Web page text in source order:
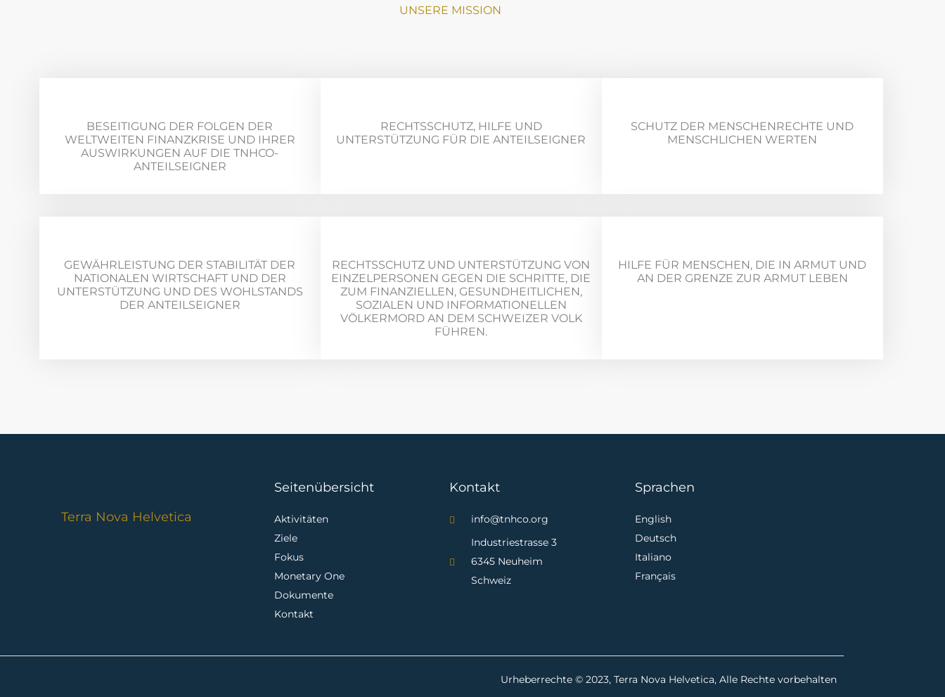
UNSERE MISSION
BESEITIGUNG DER FOLGEN DER
WELTWEITEN FINANZKRISE UND IHRER
AUSWIRKUNGEN AUF DIE TNHCO-
ANTEILSEIGNER
RECHTSSCHUTZ, HILFE UND
UNTERSTÜTZUNG FÜR DIE ANTEILSEIGNER
SCHUTZ DER MENSCHENRECHTE UND
MENSCHLICHEN WERTEN
GEWÄHRLEISTUNG DER STABILITÄT DER
NATIONALEN WIRTSCHAFT UND DER
UNTERSTÜTZUNG UND DES WOHLSTANDS
DER ANTEILSEIGNER
RECHTSSCHUTZ UND UNTERSTÜTZUNG VON
EINZELPERSONEN GEGEN DIE SCHRITTE, DIE
ZUM FINANZIELLEN, GESUNDHEITLICHEN,
SOZIALEN UND INFORMATIONELLEN
VÖLKERMORD AN DEM SCHWEIZER VOLK
FÜHREN.
HILFE FÜR MENSCHEN, DIE IN ARMUT UND
AN DER GRENZE ZUR ARMUT LEBEN
Terra Nova Helvetica
Seitenübersicht
Aktivitäten
Ziele
Fokus
Monetary One
Dokumente
Kontakt
Kontakt
info@tnhco.org
Industriestrasse 3
6345 Neuheim
Schweiz
Sprachen
English
Deutsch
Italiano
Français
Urheberrechte © 2023, Terra Nova Helvetica, Alle Rechte vorbehalten